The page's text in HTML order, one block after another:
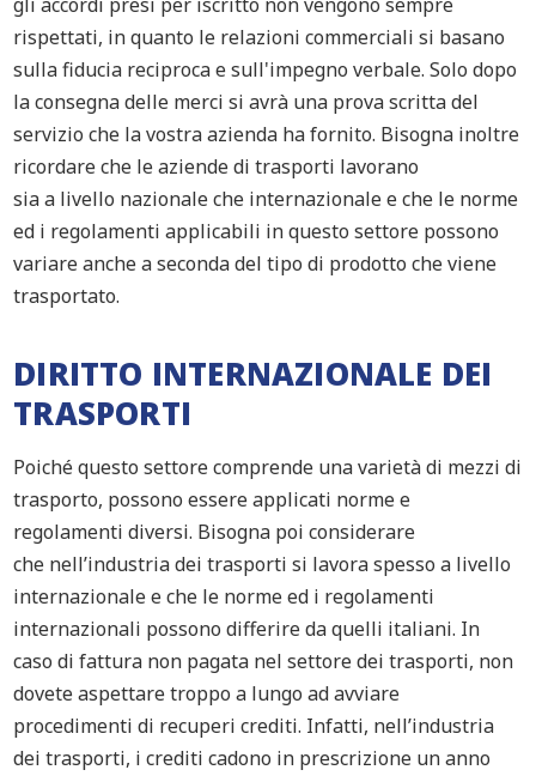
rispettati, in quanto le relazionicommercialisi basano
sulla fiducia reciprocae sull'impegno verbale.Solodopo
la consegna delle merci si avrà una prova scrittadel
servizio che la vostra azienda ha fornito. Bisogna inoltre
ricordare che le aziende di trasporti lavorano
siaa livello nazionale che internazionalee che le norme
ed i regolamenti applicabili in questo settore possono
variare anche a secondadel tipo di prodotto che viene
trasportato.
DIRITTO INTERNAZIONALE DEI
TRASPORTI
Poiché questo settore comprende una varietà di mezzi di
trasporto, possono essere applicati norme e
regolamenti diversi. Bisogna poi considerare
che nell’industria deitrasporti si lavoraspesso a livello
internazionaleeche le norme ed i regolamenti
internazionali possono differire da quelli italiani. In
caso di fattura non pagata nel settore dei trasporti, non
dovete aspettaretroppo a lungoad avviare
procedimenti di recuperi crediti. Infatti, nell’industria
dei trasporti, i crediti cadono in prescrizione un anno